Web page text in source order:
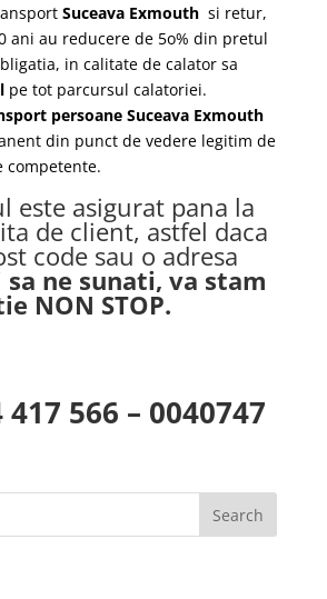
Suceava Exmouth si retur,
ani au reducere de 5o% din pretul
in calitate de calator sa
pe tot parcursul calatoriei.
persoane Suceava Exmouth
din punct de vedere legitim de
competente.
este asigurat pana la
de client, astfel daca
code sau o adresa
ne sunati, va stam
NON STOP.
417 566 – 0040747